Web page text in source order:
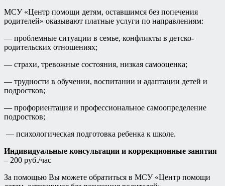
МСУ «Центр помощи детям, оставшимся без попечения
родителей» оказывают платные услуги по направлениям:
— проблемные ситуации в семье, конфликты в детско-
родительских отношениях;
— страхи, тревожные состояния, низкая самооценка;
— трудности в обучении, воспитании и адаптации детей и
подростков;
— профориентация и профессиональное самоопределение
подростков;
— психологическая подготовка ребенка к школе.
Индивидуальные консультации и коррекционные занятия
– 200 руб./час
За помощью Вы можете обратиться в МСУ «Центр помощи